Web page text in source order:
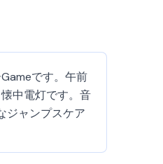
です。午前
中電灯です。音
ジャンプスケア